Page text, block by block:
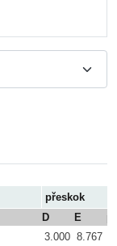
přeskok
D E
3.000 8.767